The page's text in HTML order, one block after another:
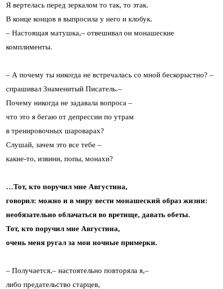
Я вертелась перед зеркалом то так, то этак.
В конце концов я выпросила у него и клобук.
– Настоящая матушка,– отвешивал он монашеские
комплименты.
– А почему ты никогда не встречалась со мной бескорыстно? –
спрашивал Знаменитый Писатель.–
Почему никогда не задавала вопроса –
что это я бегаю от депрессии по утрам
в тренировочных шароварах?
Слушай, зачем это все тебе –
какие-то, извини, попы, монахи?
…Тот, кто поручил мне Августина,
говорил: можно и в миру вести монашеский образ жизни:
необязательно облачаться во вретище, давать обеты.
Тот, кто поручил мне Августина,
очень меня ругал за мои ночные примерки.
– Получается,– настоятельно повторяла я,–
либо предательство старцев,